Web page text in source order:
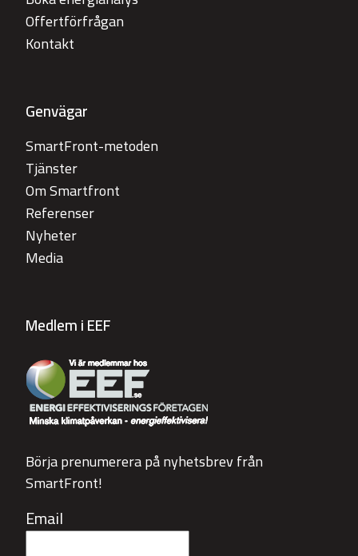
Offertförfrågan
Kontakt
Genvägar
SmartFront-metoden
Tjänster
Om Smartfront
Referenser
Nyheter
Media
Medlem i EEF
Börja prenumerera på nyhetsbrev från
SmartFront!
Email